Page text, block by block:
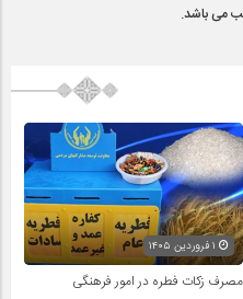
می باشد.
مصرف زکات فطره در امور فرهنگی